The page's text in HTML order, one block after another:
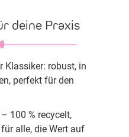
deine Praxis
Klassiker: robust, in
perfekt für den
– 100 % recycelt,
alle, die Wert auf